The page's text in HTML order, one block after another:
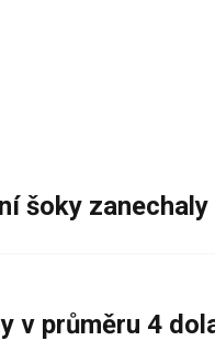
šoky
v průměru 4